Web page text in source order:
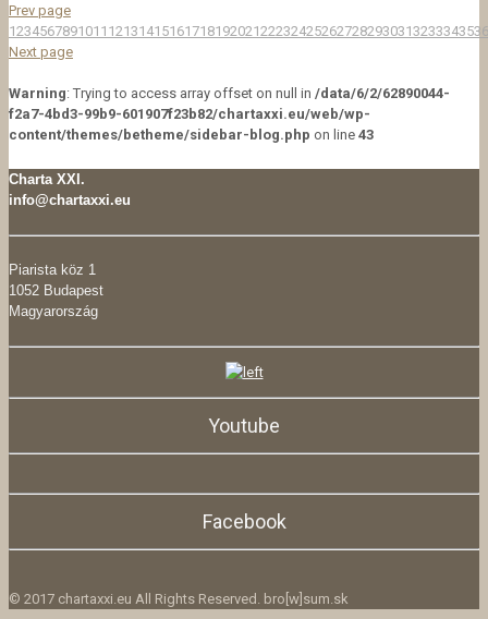
Prev page
1234567891011 12131415161718192021222324252627282930313233343536
Next page
Warning: Trying to access array offset on null in /data/6/2/62890044-
f2a7-4bd3-99b9-601907f23b82/chartaxxi.eu/web/wp-
content/themes/betheme/sidebar-blog.php on line 43
Charta XXI.
info@chartaxxi.eu
Piarista köz 1
1052 Budapest
Magyarország
Youtube
Facebook
© 2017 chartaxxi.eu All Rights Reserved. bro[w]sum.sk